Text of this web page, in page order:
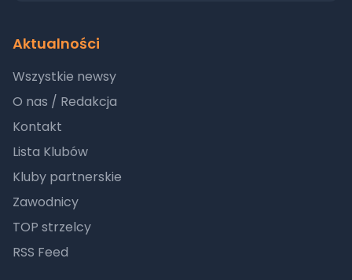
Aktualności
Wszystkie newsy
O nas / Redakcja
Kontakt
Lista Klubów
Kluby partnerskie
Zawodnicy
TOP strzelcy
RSS Feed